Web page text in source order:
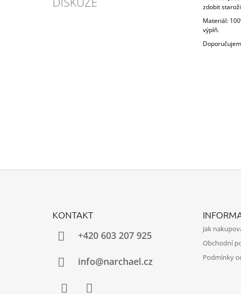
zdobit
Materiál:
výplň.
KONTAKT
+420 603 207 925
info@narchael.cz
Jak
Obchodní
Podmínky